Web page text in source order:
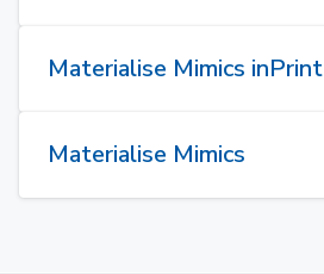
Materialise Mimics inPrint
Materialise Mimics